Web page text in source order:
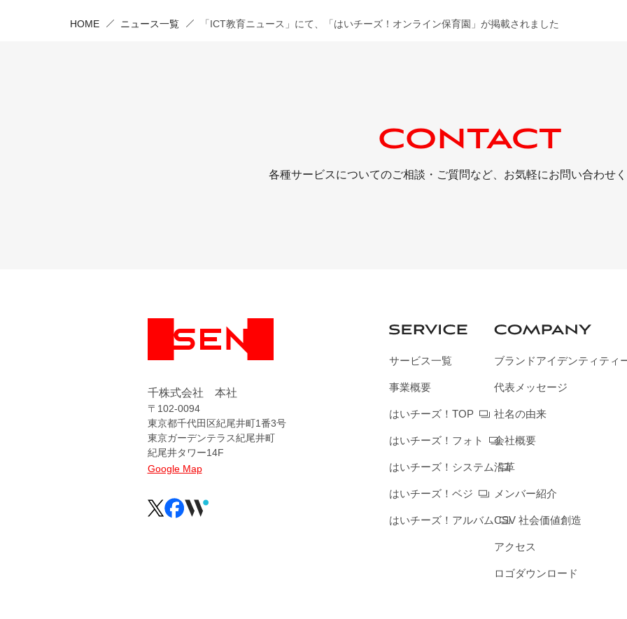
HOME ニュース一覧 「ICT教育ニュース」にて、「はいチーズ！オンライン保育園」が掲載されました
各種サービスについてのご相談・ご質問など、 お気軽にお問い合わせ
千株式会社 本社
〒102-0094
東京都千代田区紀尾井町1番3号
東京ガーデンテラス紀尾井町
紀尾井タワー14F
Google Map
サービス一覧
事業概要
はいチーズ！TOP
はいチーズ！フォト
はいチーズ！システム
はいチーズ！ベジ
はいチーズ！アルバム
ブランドアイデンティティ
代表メッセージ
社名の由来
会社概要
沿革
メンバー紹介
CSV 社会価値創造
アクセス
ロゴダウンロード